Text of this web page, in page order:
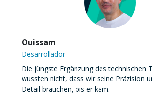
Ouissam
Desarrollador
Die jüngste Ergänzung des technischen
wussten nicht, dass wir seine Präzision
Detail brauchen, bis er kam.